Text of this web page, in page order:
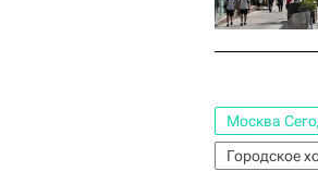
Москва
Городское